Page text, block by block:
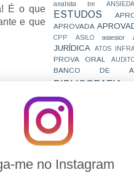
me no Instagram
É o que
e que
analista tre
ESTUDOS
APROVADA
CPP
ASILO assessor
JURÍDICA
ATOS
PROVA ORAL
BANCO DE
BIBLIOGRAFIA
VAI CAIR
JURÍDICAS
CF
CÓDIGO DE TRÂNSITO
COMBATE À CORRUPÇÃO
AJUSTAMENTO DE